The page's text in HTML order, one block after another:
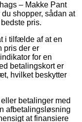
– Makke Pant
shopper, sådan at
pris.
i tilfælde af at en
pris der er
for en
betalingskort er
hvilket beskytter
betalinger med
afbetalingsløsning
at finansiere